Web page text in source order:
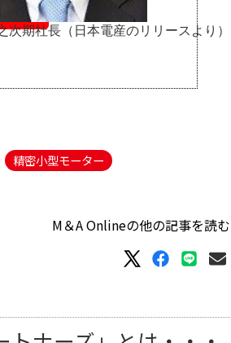
次期社長（日本電産のリリースより）
精密小型モーター
M＆A Onlineの他の記事を読む